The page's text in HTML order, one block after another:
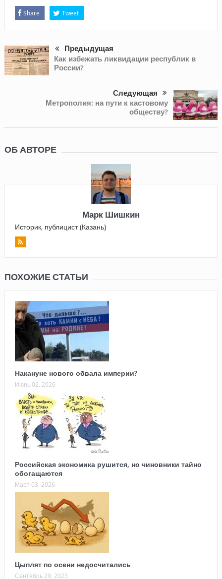
Share Tweet
Предыдущая
Как избежать ликвидации республик в
России?
Следующая
Метрополия: на пути к кастовому
обществу?
ОБ АВТОРЕ
Марк Шишкин
Историк, публицист (Казань)
ПОХОЖИЕ СТАТЬИ
Накануне нового обвала империи?
Июнь 02, 2026
Российская экономика рушится, но чиновники тайно
обогащаются
Март 03, 2026
Цыплят по осени недосчитались
Сентябрь 29, 2025